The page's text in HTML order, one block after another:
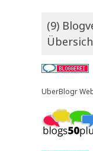
(9)
UberBlogr